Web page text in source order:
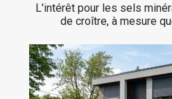
L'intérêt pour les sels
de croître, à mesure